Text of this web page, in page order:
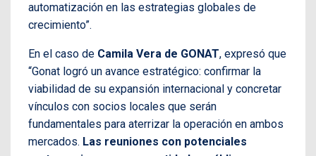
automatización en las estrategias globales de
crecimiento”.
En el caso de Camila Vera de GONAT, expresó que
“Gonat logró un avance estratégico: confirmar la
viabilidad de su expansión internacional y concretar
vínculos con socios locales que serán
fundamentales para aterrizar la operación en ambos
mercados. Las reuniones con potenciales